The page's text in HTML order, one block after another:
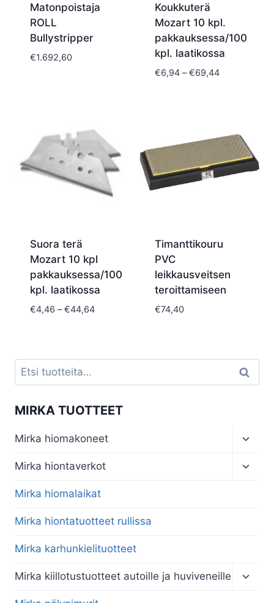
Matonpoistaja
ROLL
Bullystripper
€1.692,60
Koukkuterä
Mozart 10 kpl.
pakkauksessa/100
kpl. laatikossa
€6,94 – €69,44Hintaluokka:
Suora terä
Mozart 10 kpl
pakkauksessa/100
kpl. laatikossa
€4,46 – €44,64Hintaluokka:
Timanttikouru
PVC
leikkausveitsen
teroittamiseen
€74,40
Etsi: Haku
MIRKA TUOTTEET
Mirka hiomakoneet
menu
Mirka hiontaverkot
Mirka hiomalaikat
Mirka hiontatuotteet rullissa
Mirka karhunkielituotteet
Mirka kiillotustuotteet autoille ja huviveneille